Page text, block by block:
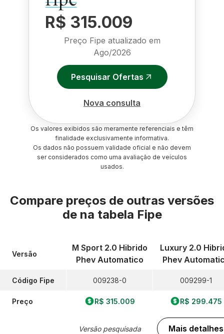
R$ 315.009
Preço Fipe atualizado em
Ago/2026
Pesquisar Ofertas
Nova consulta
Os valores exibidos são meramente referenciais e têm
finalidade exclusivamente informativa.
Os dados não possuem validade oficial e não devem
ser considerados como uma avaliação de veículos
usados.
Compare preços de outras versões
de na tabela Fipe
Versão
Código Fipe
Preço
M Sport 2.0 Hibrido
Phev Automatico
009238-0
R$ 315.009
Versão pesquisada
Luxury 2.0
Phev
009299-1
R$ 299.475
Mais detalhes